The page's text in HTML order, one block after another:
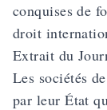
conquises de
droit
Extrait du
Les sociétés
par leur État